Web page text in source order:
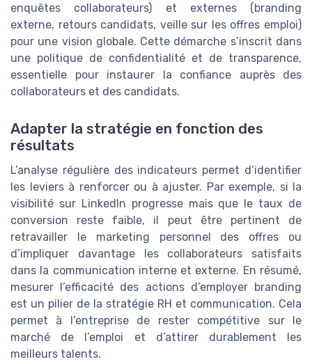
enquêtes collaborateurs) et externes (branding
externe, retours candidats, veille sur les offres emploi)
pour une vision globale. Cette démarche s’inscrit dans
une politique de confidentialité et de transparence,
essentielle pour instaurer la confiance auprès des
collaborateurs et des candidats.
Adapter la stratégie en fonction des
résultats
L’analyse régulière des indicateurs permet d’identifier
les leviers à renforcer ou à ajuster. Par exemple, si la
visibilité sur LinkedIn progresse mais que le taux de
conversion reste faible, il peut être pertinent de
retravailler le marketing personnel des offres ou
d’impliquer davantage les collaborateurs satisfaits
dans la communication interne et externe. En résumé,
mesurer l’efficacité des actions d’employer branding
est un pilier de la stratégie RH et communication. Cela
permet à l’entreprise de rester compétitive sur le
marché de l’emploi et d’attirer durablement les
meilleurs talents.